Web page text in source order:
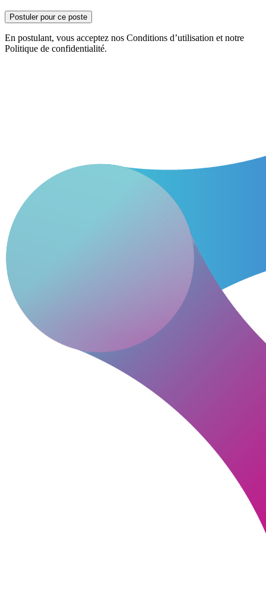
Postuler pour ce poste
En postulant, vous acceptez nos Conditions d’utilisation et notre
Politique de confidentialité.